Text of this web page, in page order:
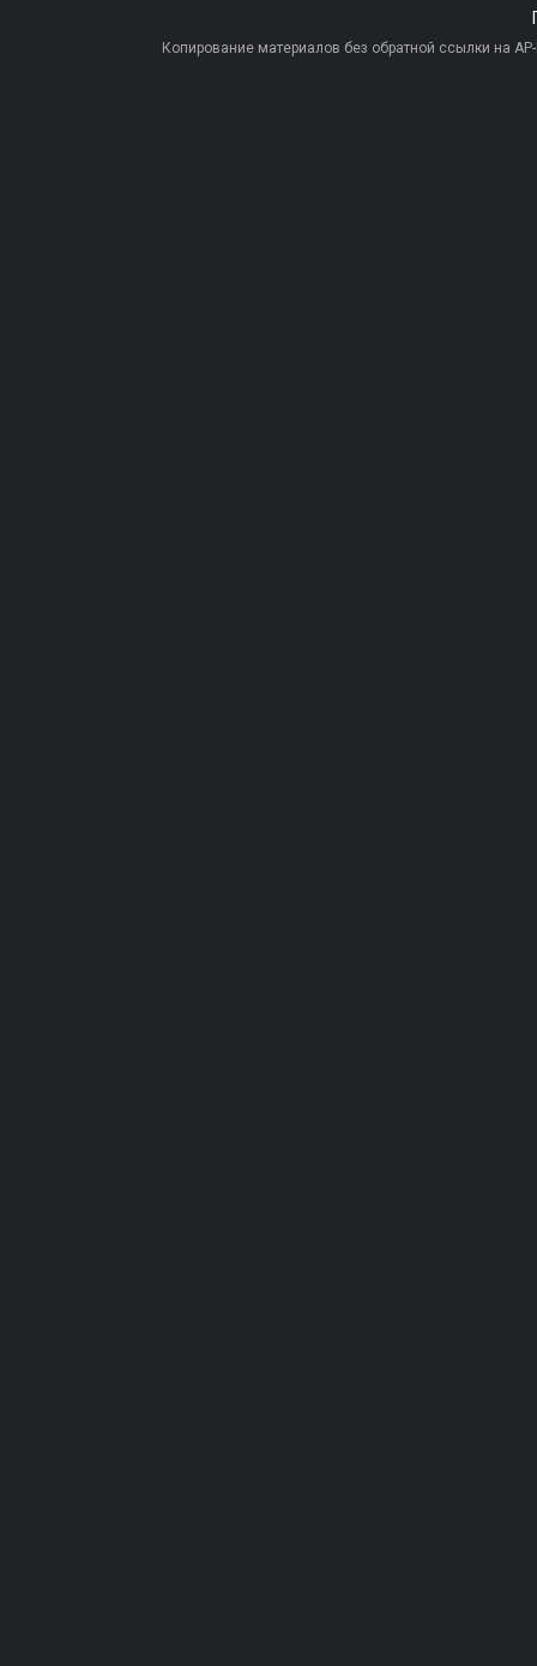
Копирование материалов без обратной ссылки на